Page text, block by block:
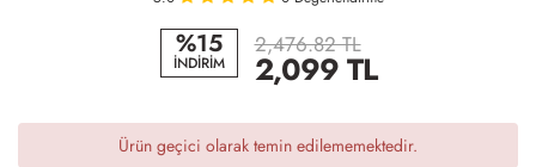
%15
İNDİRİM
2,476.82 TL
2,099TL
Ürün geçici olarak temin edilememektedir.